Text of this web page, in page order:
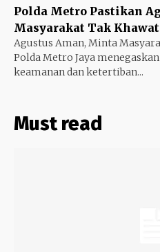
Polda Metro Pastikan
Masyarakat Tak
Agustus Aman, Minta
Polda Metro Jaya
keamanan dan ketertiban...
Must read